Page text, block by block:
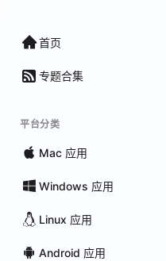
首页
专题合集
平台分类
Mac 应用
Windows 应用
Linux 应用
Android 应用